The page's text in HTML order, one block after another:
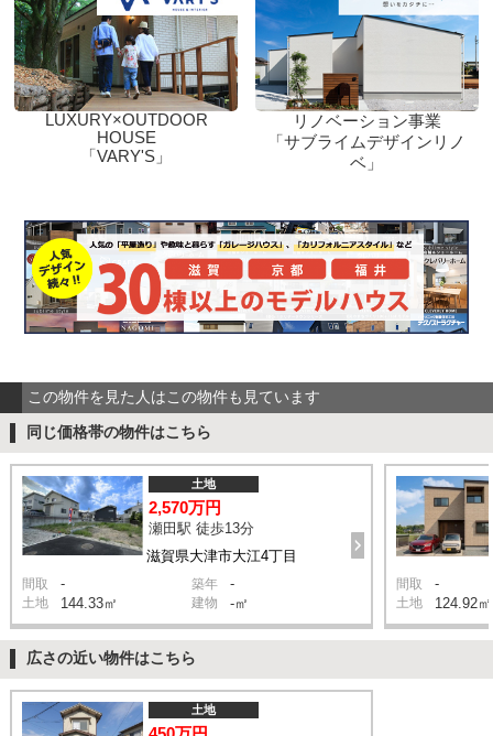
LUXURY×OUTDOOR
HOUSE
「VARY'S」
リノベーション事業
「サブライムデザインリノ
ベ」
この物件を見た人はこの物件も見ています
同じ価格帯の物件はこちら
滋賀県大津市大江4丁目
土地
2,570万円
瀬田駅 徒歩13分
間取 - 築年 -
土地 144.33㎡ 建物 -㎡
間取 -
土地 124.92㎡
広さの近い物件はこちら
土地